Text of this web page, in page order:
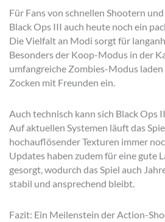
Für Fans von schnellen Shootern
Black Ops III auch heute noch ein
Die Vielfalt an Modi sorgt für
Besonders der Koop-Modus in der
umfangreiche Zombies-Modus laden
Zocken mit Freunden ein.
Auch technisch kann sich Black Ops
Auf aktuellen Systemen läuft das
hochauflösender Texturen immer
Updates haben zudem für eine gute
gesorgt, wodurch das Spiel auch
stabil und ansprechend bleibt.
Fazit: Ein Meilenstein der Action-